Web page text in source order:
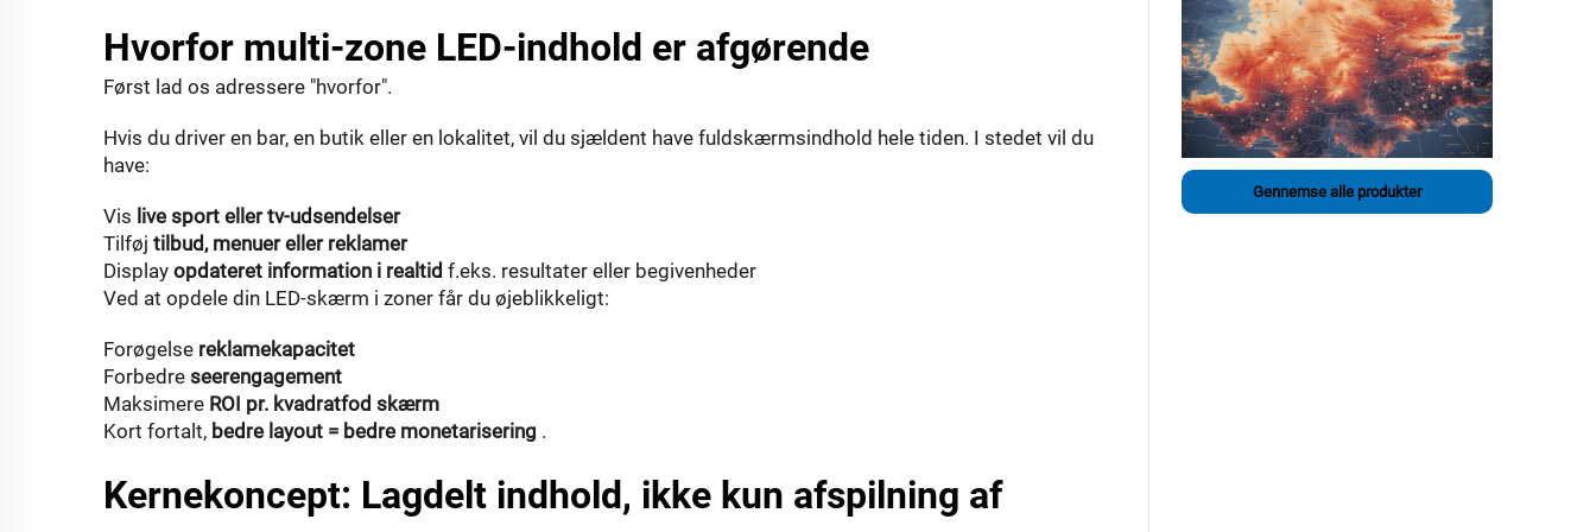
Hvorfor multi-zone LED-indhold er afgørende
Først lad os adressere "hvorfor".
Hvis du driver en bar, en butik eller en lokalitet, vil du sjældent have fuldskærmsindhold hele tiden. I stedet vil du
have:
Vis live sport eller tv-udsendelser
Tilføj tilbud, menuer eller reklamer
Display opdateret information i realtid f.eks. resultater eller begivenheder
Ved at opdele din LED-skærm i zoner får du øjeblikkeligt:
Forøgelse reklamekapacitet
Forbedre seerengagement
Maksimere ROI pr. kvadratfod skærm
Kort fortalt, bedre layout = bedre monetarisering .
Kernekoncept: Lagdelt indhold, ikke kun afspilning af
Gennemse alle produkter